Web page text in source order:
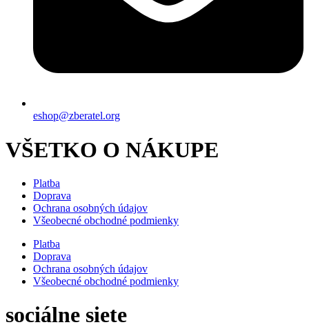
eshop@zberatel.org
VŠETKO O NÁKUPE
Platba
Doprava
Ochrana osobných údajov
Všeobecné obchodné podmienky
Platba
Doprava
Ochrana osobných údajov
Všeobecné obchodné podmienky
sociálne siete